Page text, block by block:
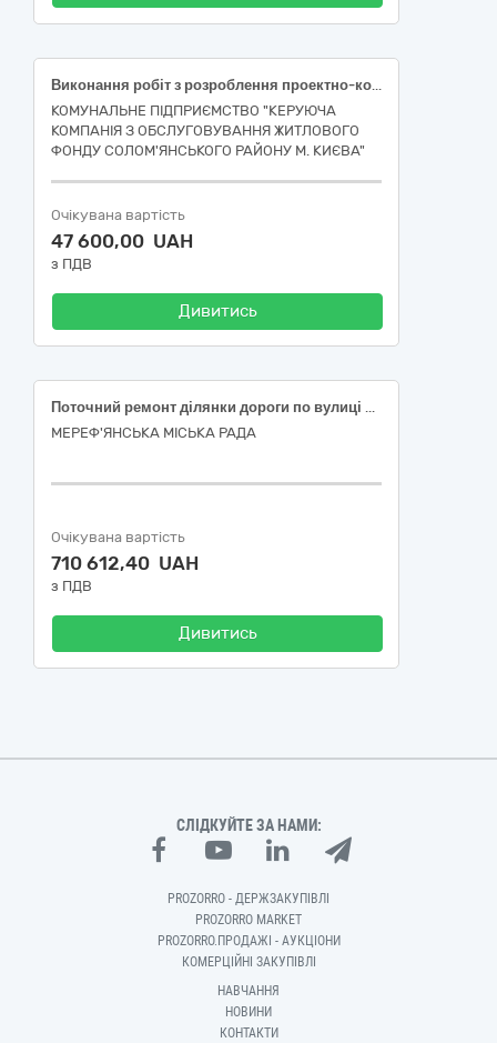
Виконання робіт з розроблення проектно-кошторисної документації по об’єкту: КАПІТАЛЬНИЙ РЕМОНТ ЕЛЕКТРИЧНИХ МЕРЕЖ/ЕЛЕКТРОЩИТОВИХ У ЖИТЛОВОМУ БУДИНКУ ЗА АДРЕСОЮ ВУЛ. НІЖИНСЬКА, 16 у Солом’янському районі м. Києва- [Настанова з визначення вартості проектних, науково-проектних, вишукувальних робіт та експертизи проектної документації на будівництві (за кодом CPV за ДК 021:2015 – 45230000-8 Будівництво трубопроводів, ліній зв’язку та електропередач, шосе, доріг, аеродромів і залізничних доріг; вирівнювання поверхонь, ІА01-9 Проектування та будівництво)] (стадія «Робочий проект»)
КОМУНАЛЬНЕ ПІДПРИЄМСТВО "КЕРУЮЧА
КОМПАНІЯ З ОБСЛУГОВУВАННЯ ЖИТЛОВОГО
ФОНДУ СОЛОМ'ЯНСЬКОГО РАЙОНУ М. КИЄВА"
Очікувана вартість
47 600,00 UAH
з ПДВ
Дивитись
Поточний ремонт ділянки дороги по вулиці Конституції від будинку № 147 до № 155А у м. Мерефа, Харківського району, Харківської області.
МЕРЕФ'ЯНСЬКА МІСЬКА РАДА
Очікувана вартість
710 612,40 UAH
з ПДВ
Дивитись
СЛІДКУЙТЕ ЗА НАМИ:
PROZORRO - ДЕРЖЗАКУПІВЛІ
PROZORRO MARKET
PROZORRO.ПРОДАЖІ - АУКЦІОНИ
КОМЕРЦІЙНІ ЗАКУПІВЛІ
НАВЧАННЯ
НОВИНИ
КОНТАКТИ